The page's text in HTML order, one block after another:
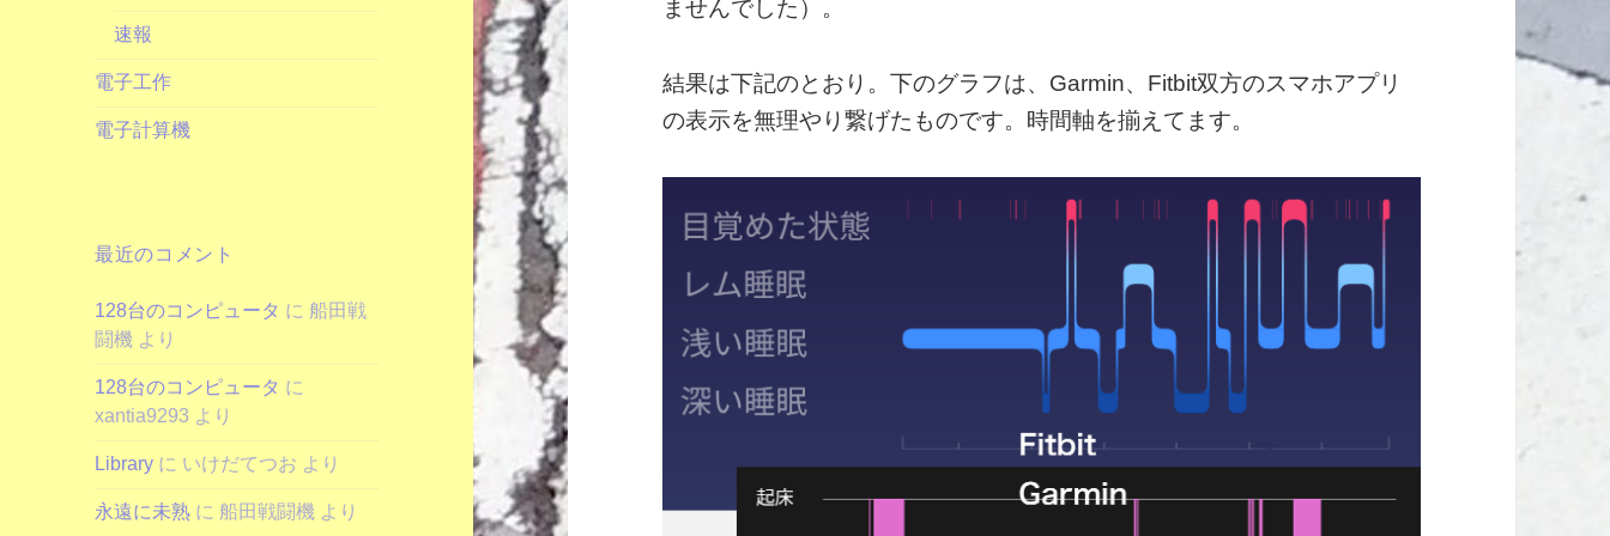
速報
電子工作
電子計算機
最近のコメント
128台のコンピュータ に船田戦
闘機 より
128台のコンピュータ に
xantia9293 より
Library に いけだてつお より
永遠に未熟 に船田戦闘機 より
ませんでした）。
結果は下記のとおり。下のグラフは、Garmin、Fitbit双方のスマホアプリ
の表示を無理やり繋げたものです。時間軸を揃えてます。